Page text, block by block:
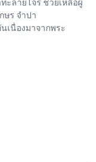
ะลายโจร ช่วยเหลือผู้
ษร จำปา
นื่องมาจากพระ